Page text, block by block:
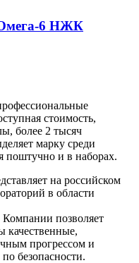
Омега-6 НЖК
стоимость,
более 2 тысяч
марку среди
поштучно и в наборах.
на российском
в области
позволяет
качественные,
прогрессом и
безопасности.